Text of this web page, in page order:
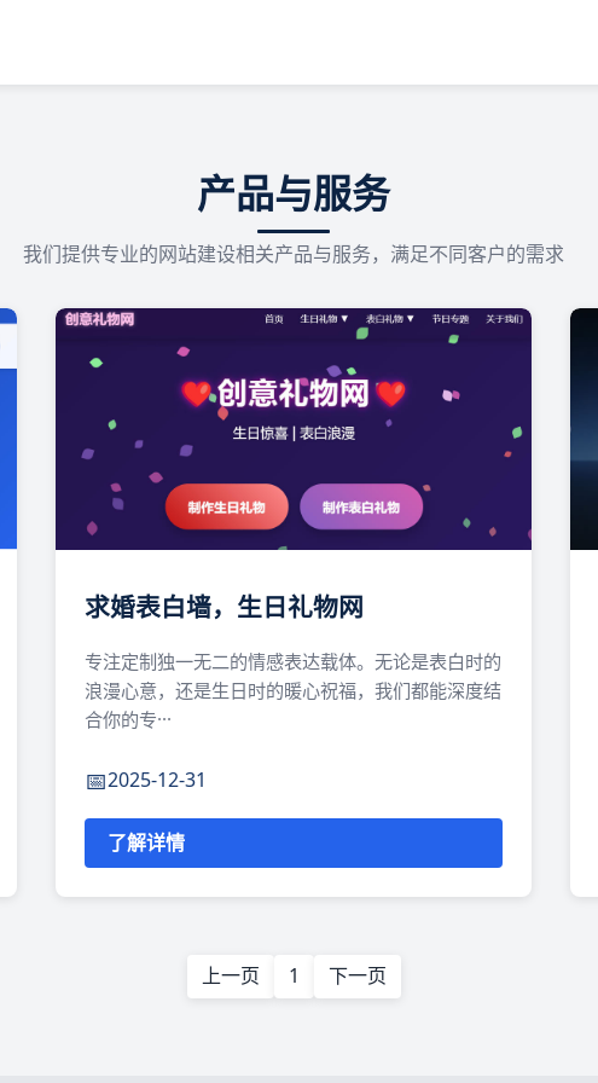
产品与服务
我们提供专业的网站建设相关产品与服务，满足不同客户的需求
求婚表白墙，生日礼物网
专注定制独一无二的情感表达载体。无论是表白时的
浪漫心意，还是生日时的暖心祝福，我们都能深度结
合你的专···
2025-12-31
了解详情
上一页 1 下一页